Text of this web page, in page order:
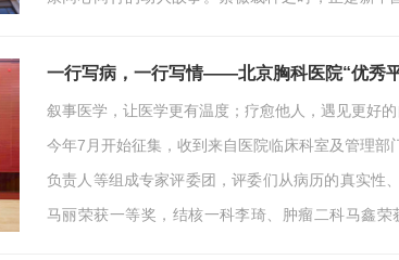
研究所、中央直属结核病医院应运而生，这便是北
一行写病，一行写情——北京胸科医院“优秀
叙事医学，让医学更有温度；疗愈他人，遇见更好
今年7月开始征集，收到来自医院临床科室及管理
负责人等组成专家评委团，评委们从病历的真实性
马丽荣获一等奖，结核一科李琦、肿瘤二科马鑫